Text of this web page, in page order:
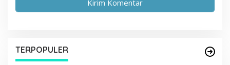
TERPOPULER